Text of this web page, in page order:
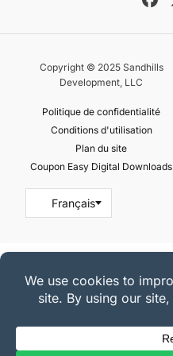
Copyright © 2025 Sandhills
Development, LLC
Politique de confidentialité
Conditions d'utilisation
Plan du site
Coupon Easy Digital Downloads